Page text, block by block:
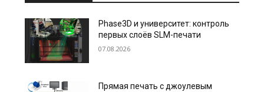
Phase3D и университет: контроль
первых слоёв SLM-печати
07.08.2026
Прямая печать с джоулевым